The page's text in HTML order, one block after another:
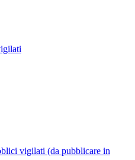
vigilati (da pubblicare in